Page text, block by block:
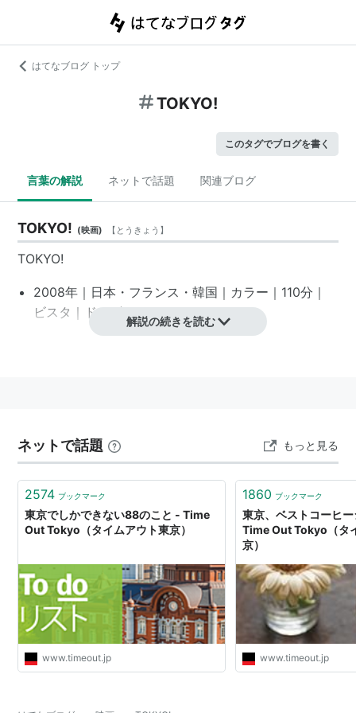
はてなブログ トップ
TOKYO!
このタグでブログを書く
言葉の解説 ネットで話題 関連ブログ
TOKYO! (映画) 【 とうきょう 】
TOKYO!
2008年｜日本・フランス・韓国｜カラー｜110分｜
ビスタ｜ドルビーデジタル
＜インテリア・デザイン＞
監督・共同脚本：ミシェル・ゴンドリー
原作・共同脚本：ガブリエル・ベル（"Cecil and
Jordan in NewYork"）
主演：藤谷文子／加瀬亮／伊藤歩
＜メルド＞
監督・脚本：レオス・カラックス
主演：ドゥニ・ラヴァン／ジャン＝フランソワ・バ
解説の続きを読む
ネットで話題 もっと見る
2574 ブックマーク
東京でしかできない88のこと - Time
Out Tokyo（タイムアウト東京）
www.timeout.jp
1860 ブックマーク
東京、ベストコーヒ
Time Out Tokyo（タ
京）
www.timeout.jp